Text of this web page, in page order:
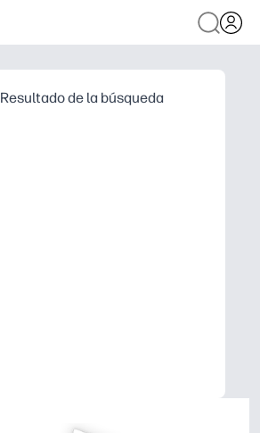
Resultado de la búsqueda